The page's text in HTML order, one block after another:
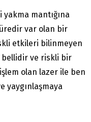
mantığına
var olan bir
etkileri bilinmeyen
bellidir ve riskli bir
olan lazer ile ben
yaygınlaşmaya